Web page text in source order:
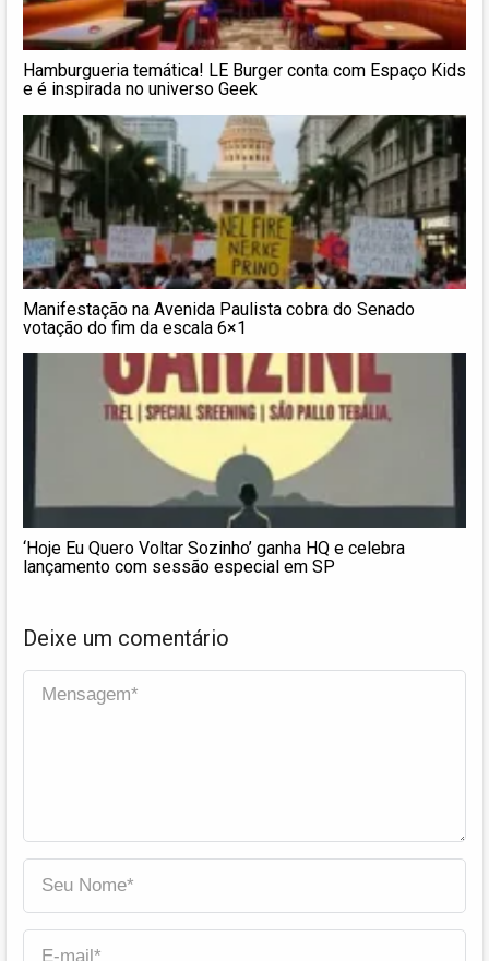
Hamburgueria temática! LE Burger conta com Espaço Kids
e é inspirada no universo Geek
Manifestação na Avenida Paulista cobra do Senado
votação do fim da escala 6×1
‘Hoje Eu Quero Voltar Sozinho’ ganha HQ e celebra
lançamento com sessão especial em SP
Deixe um comentário